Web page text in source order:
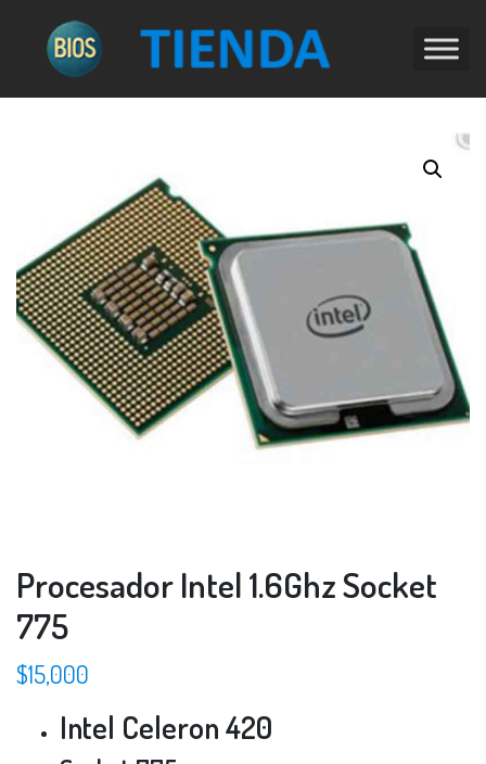
Procesador Intel 1.6Ghz Socket
775
$15,000
Intel Celeron 420